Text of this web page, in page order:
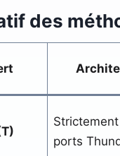
des
ports